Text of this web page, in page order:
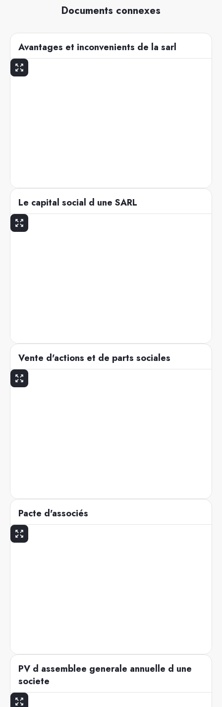
Documents connexes
Avantages et inconvenients de la sarl
Le capital social d une SARL
Vente d'actions et de parts sociales
Pacte d'associés
PV d assemblee generale annuelle d une
societe